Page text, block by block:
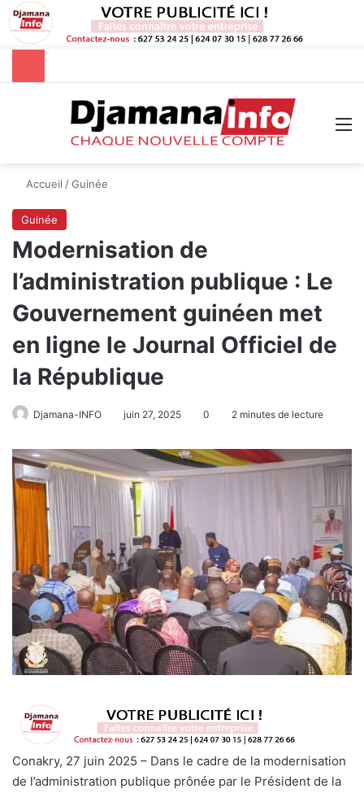
Rechercher
Accueil /Guinée
Guinée
Modernisation de
l’administration publique : Le
Gouvernement guinéen met
en ligne le Journal Officiel de
la République
Djamana-INFO juin 27, 2025 0 2 minutes de lecture
Conakry, 27 juin 2025 – Dans le cadre de la modernisation
de l’administration publique prônée par le Président de la